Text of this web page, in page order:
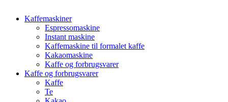
Kaffemaskiner
Espressomaskine
Instant maskine
Kaffemaskine til formalet kaffe
Kakaomaskine
Kaffe og forbrugsvarer
Kaffe og forbrugsvarer
Kaffe
Te